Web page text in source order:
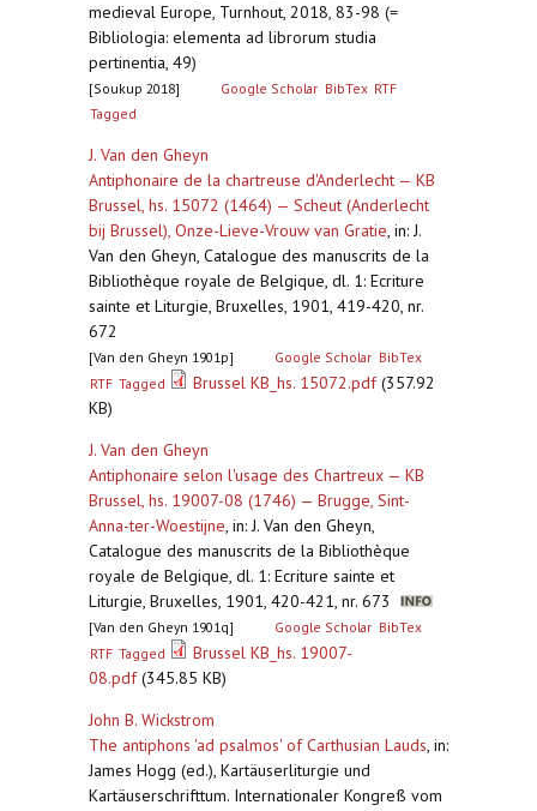
medieval Europe, Turnhout, 2018, 83-98 (=
Bibliologia: elementa ad librorum studia
pertinentia, 49)
[Soukup 2018] Google Scholar BibTex RTF
Tagged
J. Van den Gheyn
Antiphonaire de la chartreuse d'Anderlecht — KB
Brussel, hs. 15072 (1464) — Scheut (Anderlecht
bij Brussel), Onze-Lieve-Vrouw van Gratie, in: J.
Van den Gheyn, Catalogue des manuscrits de la
Bibliothèque royale de Belgique, dl. 1: Ecriture
sainte et Liturgie, Bruxelles, 1901, 419-420, nr.
672
[Van den Gheyn 1901p] Google Scholar BibTex
RTF Tagged Brussel KB_hs. 15072.pdf(357.92
KB)
J. Van den Gheyn
Antiphonaire selon l'usage des Chartreux — KB
Brussel, hs. 19007-08 (1746) — Brugge, Sint-
Anna-ter-Woestijne, in: J. Van den Gheyn,
Catalogue des manuscrits de la Bibliothèque
royale de Belgique, dl. 1: Ecriture sainte et
Liturgie, Bruxelles, 1901, 420-421, nr. 673
[Van den Gheyn 1901q] Google Scholar BibTex
RTF Tagged
Brussel KB_hs. 19007-
08.pdf(345.85 KB)
John B. Wickstrom
The antiphons 'ad psalmos' of Carthusian Lauds, in:
James Hogg (ed.), Kartäuserliturgie und
Kartäuserschrifttum. Internationaler Kongreß vom